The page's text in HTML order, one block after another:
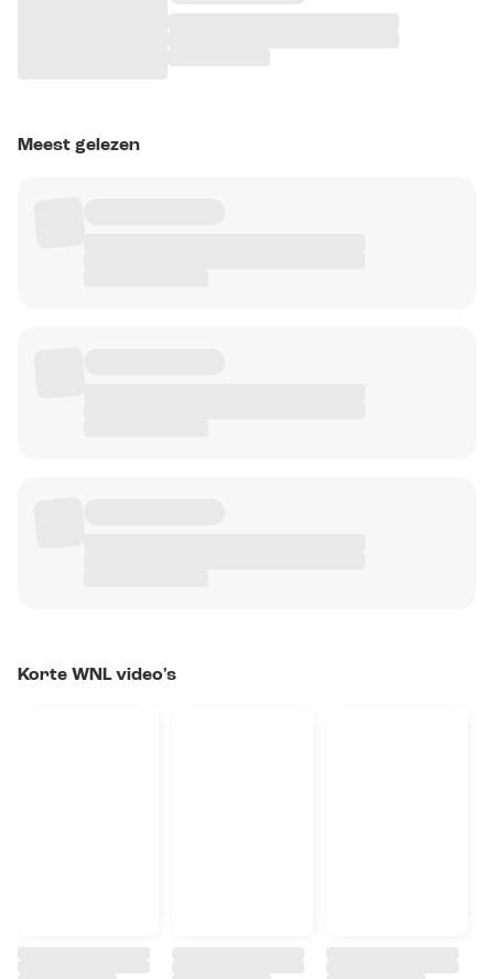
Meest gelezen
Korte WNL video's